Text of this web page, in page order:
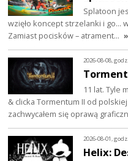
Splatoon
wzięło koncept strzelanki i go…
Zamiast pocisków – atrament…
2026-08-08,
11 lat. Tyle
& clicka Tormentum II od
zachwycałem się oprawą
2026-08-01,
Helix: